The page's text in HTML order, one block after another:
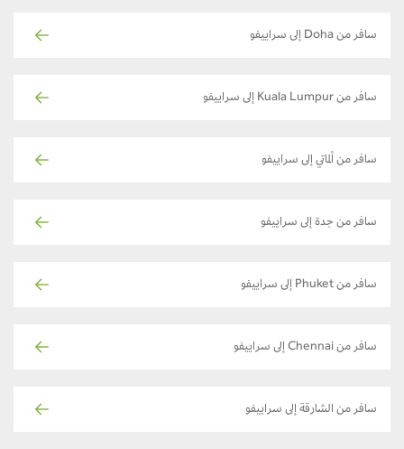
سافر من Doha إلى سراييفو
سافر من Kuala Lumpur إلى سراييفو
سافر من ألماتي إلى سراييفو
سافر من جدة إلى سراييفو
سافر من Phuket إلى سراييفو
سافر من Chennai إلى سراييفو
سافر من الشارقة إلى سراييفو